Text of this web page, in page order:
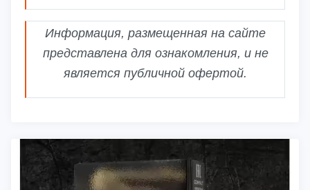
Информация, размещенная на сайте
представлена для ознакомления, и не
является публичной офертой.